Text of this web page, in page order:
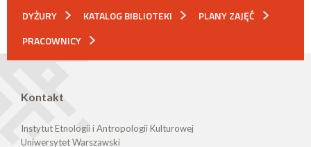
DYŻURY KATALOG BIBLIOTEKI
PLANY ZAJĘĆ
PRACOWNICY
Kontakt
Instytut Etnologii i Antropologii Kulturowej
Uniwersytet Warszawski